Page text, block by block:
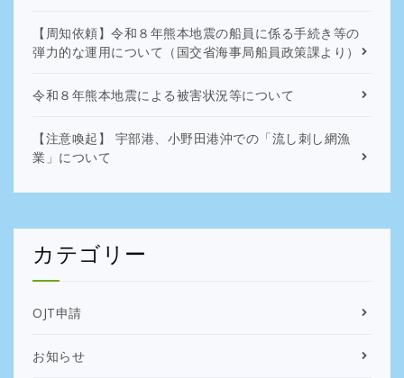
【周知依頼】令和８年熊本地震の船員に係る手続き等の
弾力的な運用について（国交省海事局船員政策課より）
令和８年熊本地震による被害状況等について
【注意喚起】 宇部港、小野田港沖での「流し刺し網漁
業」について
カテゴリー
OJT申請
お知らせ